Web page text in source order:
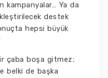
kampanyalar… Ya da
destek
hepsi büyük
çaba boşa gitmez;
belki de başka